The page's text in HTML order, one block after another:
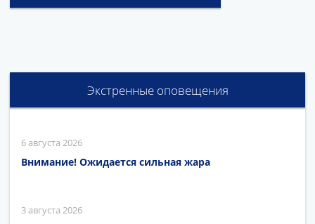
Экстренные оповещения
6 августа 2026
Внимание! Ожидается сильная жара
3 августа 2026